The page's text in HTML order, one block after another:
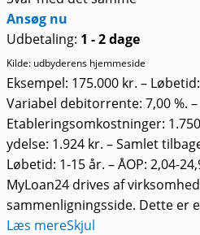
Ansøg nu
Udbetaling: 1 - 2 dage
Kilde: udbyderens hjemmeside
Eksempel: 175.000 kr. –
Variabel debitorrente: 7,00 %. –
Etableringsomkostninger:
ydelse: 1.924 kr. – Samlet
Løbetid: 1-15 år. – ÅOP: 2,04-
MyLoan24 drives af
sammenligningsside. Dette er
Læs mereSkjul